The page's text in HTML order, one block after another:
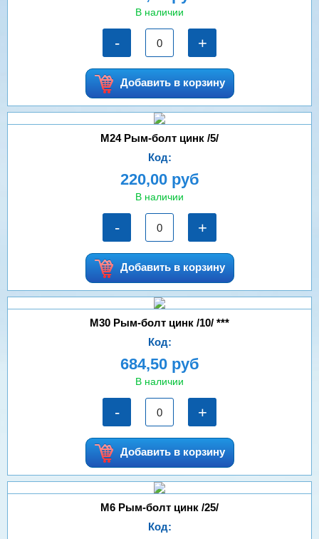
В наличии
- +
Добавить в корзину
М24 Рым-болт цинк /5/
Код:
220,00 руб
В наличии
- +
Добавить в корзину
М30 Рым-болт цинк /10/ ***
Код:
684,50 руб
В наличии
- +
Добавить в корзину
М6 Рым-болт цинк /25/
Код: